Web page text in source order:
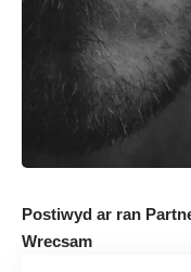
Postiwyd ar ran
Wrecsam